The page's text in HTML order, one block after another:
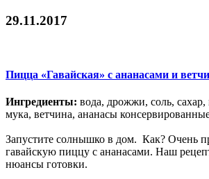
29.11.2017
Пицца «Гавайская» с ананасами и
Ингредиенты: вода, дрожжи, соль, сахар,
мука, ветчина, ананасы
Запустите солнышко в дом. Как? Очень
гавайскую пиццу с ананасами. Наш
нюансы готовки.